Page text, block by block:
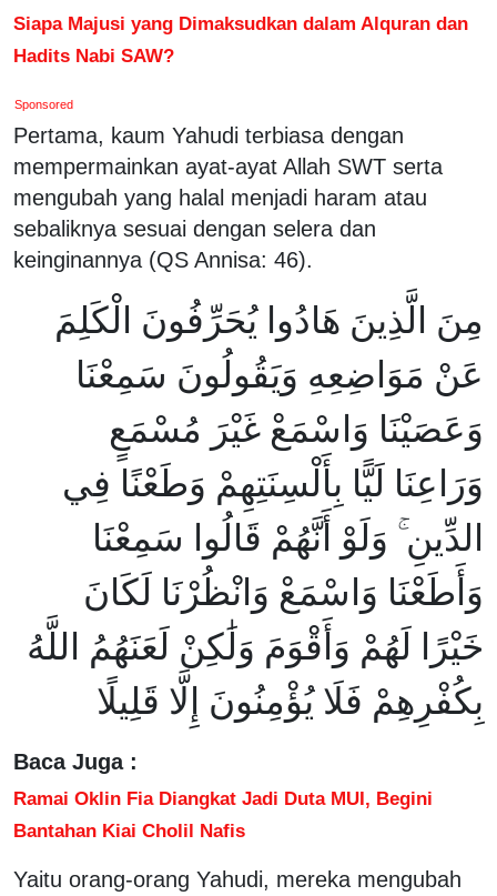
Siapa Majusi yang Dimaksudkan dalam Alquran dan
Hadits Nabi SAW?
Sponsored
Pertama, kaum Yahudi terbiasa dengan
mempermainkan ayat-ayat Allah SWT serta
mengubah yang halal menjadi haram atau
sebaliknya sesuai dengan selera dan
keinginannya (QS Annisa: 46).
مِنَ الَّذِينَ هَادُوا يُحَرِّفُونَ الْكَلِمَ
عَنْ مَوَاضِعِهِ وَيَقُولُونَ سَمِعْنَا
وَعَصَيْنَا وَاسْمَعْ غَيْرَ مُسْمَعٍ
وَرَاعِنَا لَيًّا بِأَلْسِنَتِهِمْ وَطَعْنًا فِي
الدِّينِ ۚ وَلَوْ أَنَّهُمْ قَالُوا سَمِعْنَا
وَأَطَعْنَا وَاسْمَعْ وَانْظُرْنَا لَكَانَ
خَيْرًا لَهُمْ وَأَقْوَمَ وَلَٰكِنْ لَعَنَهُمُ اللَّهُ
بِكُفْرِهِمْ فَلَا يُؤْمِنُونَ إِلَّا قَلِيلًا
Baca Juga :
Ramai Oklin Fia Diangkat Jadi Duta MUI, Begini
Bantahan Kiai Cholil Nafis
Yaitu orang-orang Yahudi, mereka mengubah